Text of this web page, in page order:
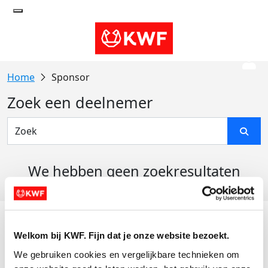
Welkom bij KWF. Fijn dat je onze website bezoekt.
We gebruiken cookies en vergelijkbare technieken om
Sponsor
Zoek een deelnemer
We hebben geen zoekresultaten
Actiematerialen
Evenementen